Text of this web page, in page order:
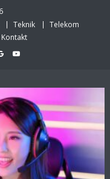
Teknik
Telekom
Kontakt